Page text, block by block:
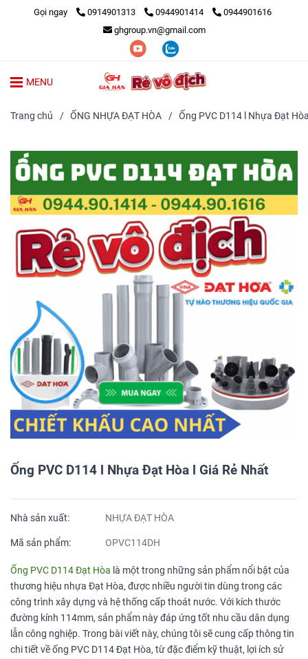
Gọi ngay 0914901313 0944901414
0944901616
ghgroup.vn@gmail.com
MENU
Trang chủ / ỐNG NHỰA ĐẠT HÒA / Ống PVC D114 l Nhựa Đạt
Ống PVC D114 l Nhựa Đạt Hòa l Giá Rẻ Nhất
Nhà sản xuất: NHỰA ĐẠT HÒA
Mã sản phẩm: OPVC114DH
Ống PVC D114 Đạt Hòa là một trong những sản phẩm nổi bật của
thương hiệu nhựa Đạt Hòa, được nhiều người tin dùng trong các
công trình xây dựng và hệ thống cấp thoát nước. Với kích thước
đường kính 114mm, sản phẩm này đáp ứng tốt nhu cầu dân dụng
lẫn công nghiệp. Trong bài viết này, chúng tôi sẽ cung cấp thông tin
chi tiết về ống PVC D114 Đạt Hòa, từ đặc điểm kỹ thuật, lợi ích sử